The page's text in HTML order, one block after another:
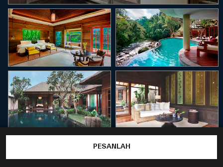
PESANLAH